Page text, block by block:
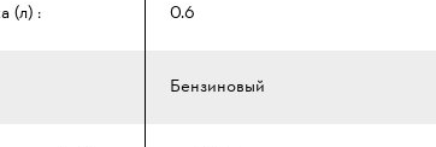
(л) : 0.6
Бензиновый